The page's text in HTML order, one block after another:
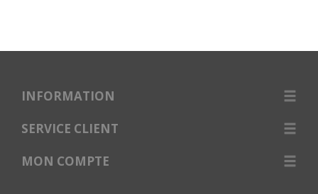
INFORMATION
SERVICE CLIENT
MON COMPTE